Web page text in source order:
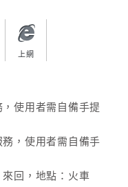
上網
使用者需自備手提
務，使用者需自備手
來回，地點：火車